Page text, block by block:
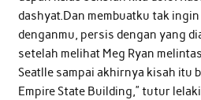
dashyat.Dan membuatku tak
denganmu, persis dengan yang
setelah melihat Meg Ryan
Seatlle sampai akhirnya kisah itu
Empire State Building,” tutur